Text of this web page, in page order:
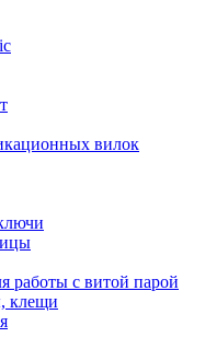
вилок
работы с витой парой
клещи